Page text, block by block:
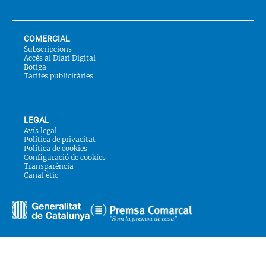
COMERCIAL
Subscripcions
Accés al Diari Digital
Botiga
Tarifes publicitàries
LEGAL
Avís legal
Política de privacitat
Política de cookies
Configuració de cookies
Transparència
Canal ètic